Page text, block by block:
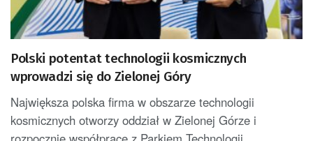
Polski potentat technologii kosmicznych
wprowadzi się do Zielonej Góry
Największa polska firma w obszarze technologii
kosmicznych otworzy oddział w Zielonej Górze i